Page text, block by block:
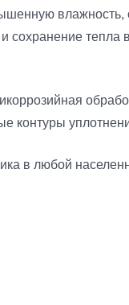
влажность,
сохранение тепла
контуры
в любой